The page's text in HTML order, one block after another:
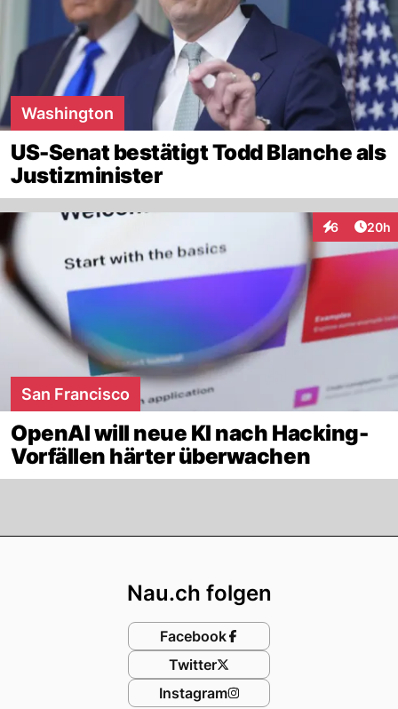
Washington
US-Senat bestätigt Todd Blanche als
Justizminister
6
Interaktionen
20h
San Francisco
OpenAI will neue KI nach Hacking-
Vorfällen härter überwachen
Nau.ch folgen
Facebook
Twitter
Instagram